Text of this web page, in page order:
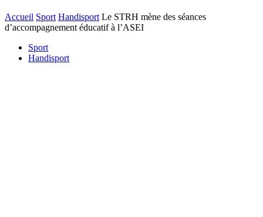
Accueil Sport Handisport Le STRH mène des séances
d’accompagnement éducatif à l’ASEI
Sport
Handisport